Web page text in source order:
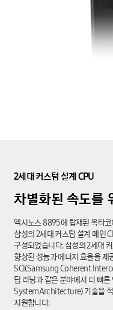
2세대커스텀설계CPU
차별화된 속도를
엑시노스 8895에 탑재된 옥타
삼성의 2세대 커스텀 설계 메
구성되었습니다. 삼성의 2세대
향상된 성능과 에너지 효율을
SCI(Samsung Coherent
딥 러닝과 같은 분야에서 더 빠
SystemArchitecture) 기술을 적
지원합니다.